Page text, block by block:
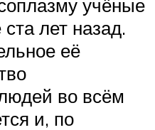
учёные
лет назад.
её
во всём
и, по